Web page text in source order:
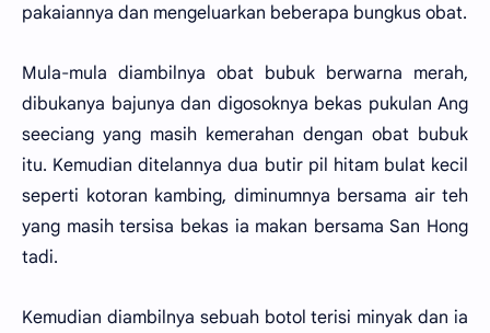
pakaiannya dan mengeluarkan beberapa bungkus obat.
Mula-mula diambilnya obat bubuk berwarna merah,
dibukanya bajunya dan digosoknya bekas pukulan Ang
seeciang yang masih kemerahan dengan obat bubuk
itu. Kemudian ditelannya dua butir pil hitam bulat kecil
seperti kotoran kambing, diminumnya bersama air teh
yang masih tersisa bekas ia makan bersama San Hong
tadi.
Kemudian diambilnya sebuah botol terisi minyak dan ia